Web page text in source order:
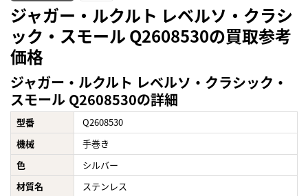
ジャガー・ルクルト レベルソ・クラシ
ック・スモール Q2608530の買取参考
価格
ジャガー・ルクルト レベルソ・クラシック・
スモール Q2608530の詳細
型番
Q2608530
機械
手巻き
色
シルバー
材質名
ステンレス